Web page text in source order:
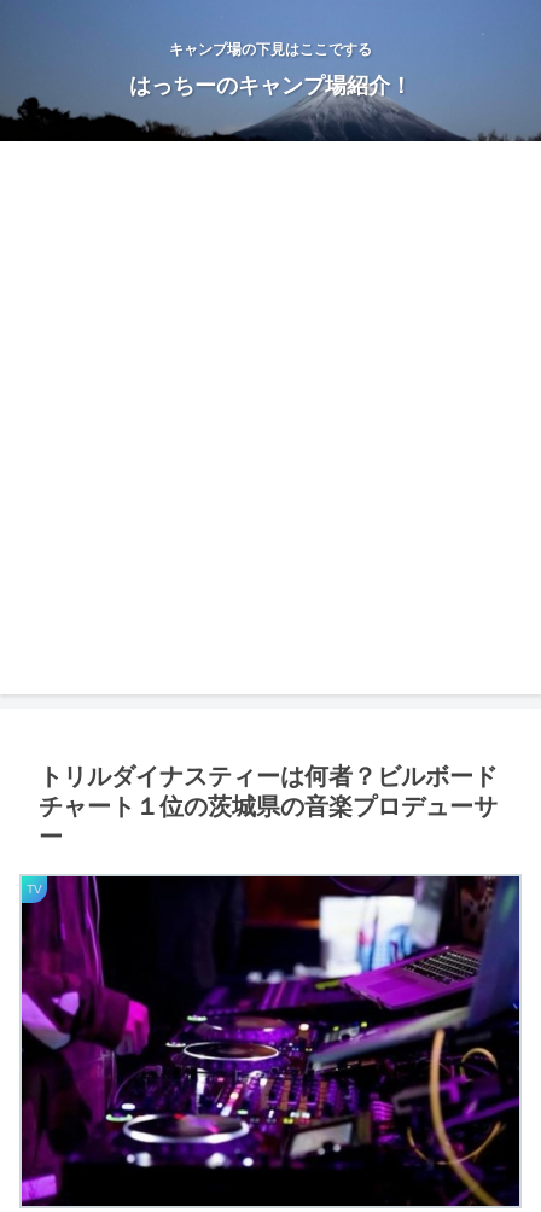
キャンプ場の下見はここでする
はっちーのキャンプ場紹介！
トリルダイナスティーは何者？ビルボード
チャート１位の茨城県の音楽プロデューサ
ー
TV